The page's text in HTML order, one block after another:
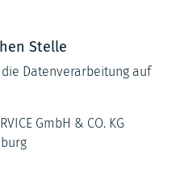
Stelle
Datenverarbeitung auf
GmbH & CO. KG